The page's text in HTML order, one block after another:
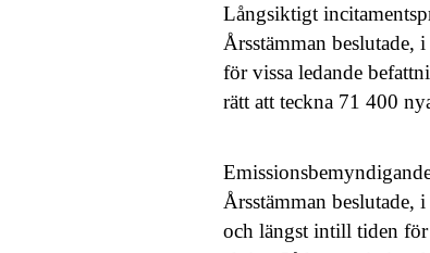
Långsiktigt
Årsstämman beslutade,
för vissa ledande
rätt att teckna 71 400
Årsstämman beslutade,
och längst intill tiden för